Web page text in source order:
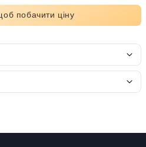
побачити ціну